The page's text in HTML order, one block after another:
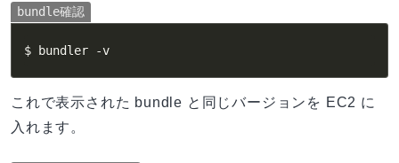
bundle確認
$ bundler -v
これで表示された bundle と同じバージョンを EC2 に
入れます。